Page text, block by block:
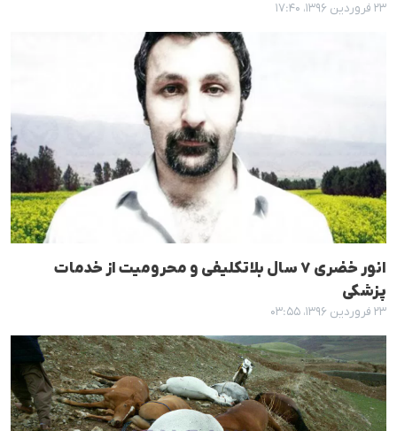
۲۳ فروردین ۱۳۹۶، ۱۷:۴۰
انور خضری ٧ سال بلاتکلیفی و محرومیت از خدمات
پزشکی
۲۳ فروردین ۱۳۹۶، ۰۳:۵۵